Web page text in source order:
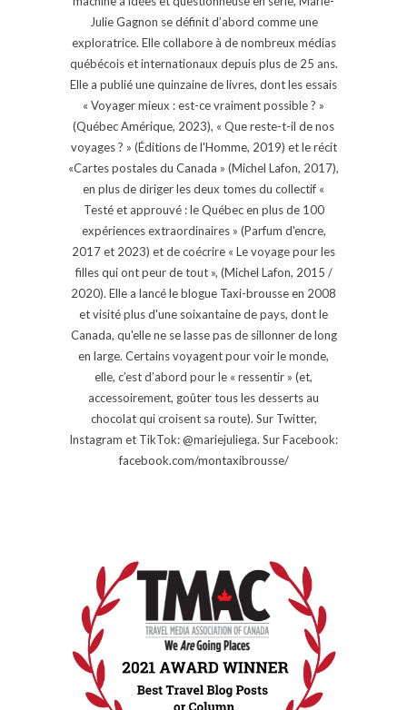
Julie Gagnon se définit d’abord comme une
exploratrice. Elle collabore à de nombreux médias
québécois et internationaux depuis plus de 25 ans.
Elle a publié une quinzaine de livres, dont les essais
« Voyager mieux : est-ce vraiment possible ? »
(Québec Amérique, 2023), « Que reste-t-il de nos
voyages ? » (Éditions de l'Homme, 2019) et le récit
«Cartes postales du Canada » (Michel Lafon, 2017),
en plus de diriger les deux tomes du collectif «
Testé et approuvé : le Québec en plus de 100
expériences extraordinaires » (Parfum d'encre,
2017 et 2023) et de coécrire « Le voyage pour les
filles qui ont peur de tout », (Michel Lafon, 2015 /
2020). Elle a lancé le blogue Taxi-brousse en 2008
et visité plus d'une soixantaine de pays, dont le
Canada, qu'elle ne se lasse pas de sillonner de long
en large. Certains voyagent pour voir le monde,
elle, c’est d’abord pour le « ressentir » (et,
accessoirement, goûter tous les desserts au
chocolat qui croisent sa route). Sur Twitter,
Instagram et TikTok: @mariejuliega. Sur Facebook:
facebook.com/montaxibrousse/